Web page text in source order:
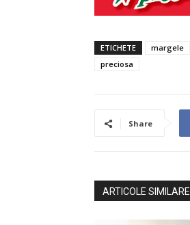
ETICHETE margele
preciosa
Share
ARTICOLE SIMILARE